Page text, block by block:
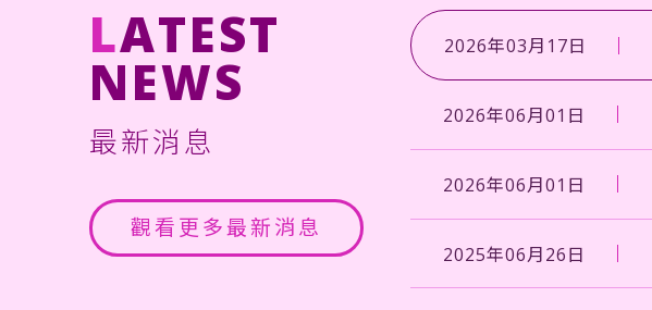
LATEST
NEWS
最新消息
觀看更多最新消息
2026年03月17日
2026年06月01日
2026年06月01日
2025年06月26日